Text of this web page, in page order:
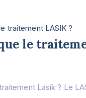
le
Lasik ? Le